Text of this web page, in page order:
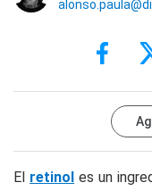
El retinol es un